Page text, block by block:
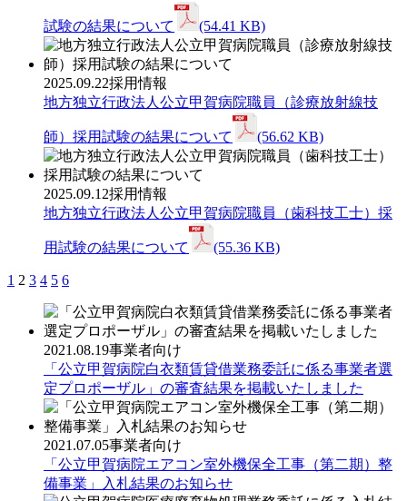
試験の結果について (54.41 KB)
2025.09.22採用情報
地方独立行政法人公立甲賀病院職員（診療放射線技
師）採用試験の結果について (56.62 KB)
2025.09.12採用情報
地方独立行政法人公立甲賀病院職員（歯科技工士）採
用試験の結果について (55.36 KB)
1 2 3 4 5 6
2021.08.19事業者向け
「公立甲賀病院白衣類賃貸借業務委託に係る事業者選
定プロポーザル」の審査結果を掲載いたしました
2021.07.05事業者向け
「公立甲賀病院エアコン室外機保全工事（第二期）整
備事業」入札結果のお知らせ